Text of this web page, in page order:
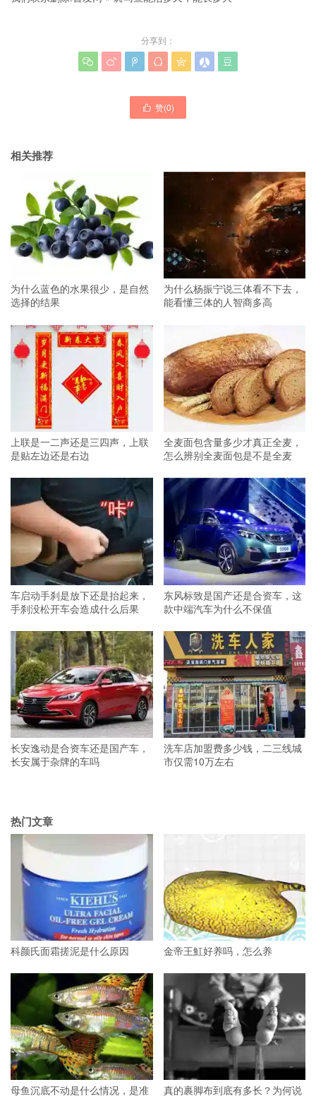
分享到：
      
 赞(0)
相关推荐
为什么蓝色的水果很少，是自然
选择的结果
为什么杨振宁说三体看不下去，
能看懂三体的人智商多高
上联是一二声还是三四声，上联
是贴左边还是右边
全麦面包含量多少才真正全麦，
怎么辨别全麦面包是不是全麦
车启动手刹是放下还是抬起来，
手刹没松开车会造成什么后果
东风标致是国产还是合资车，这
款中端汽车为什么不保值
长安逸动是合资车还是国产车，
长安属于杂牌的车吗
洗车店加盟费多少钱，二三线城
市仅需10万左右
热门文章
科颜氏面霜搓泥是什么原因 金帝王魟好养吗，怎么养
母鱼沉底不动是什么情况，是准
真的裹脚布到底有多长？为何说